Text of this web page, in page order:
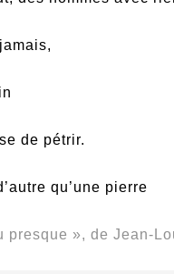
de pétrir.
qu’une pierre
presque », de Jean-